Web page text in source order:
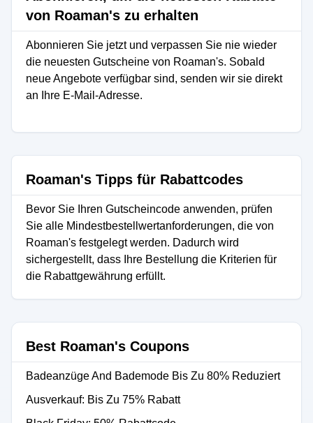
von Roaman's zu erhalten
Abonnieren Sie jetzt und verpassen Sie nie wieder
die neuesten Gutscheine von Roaman's. Sobald
neue Angebote verfügbar sind, senden wir sie direkt
an Ihre E-Mail-Adresse.
Roaman's Tipps für Rabattcodes
Bevor Sie Ihren Gutscheincode anwenden, prüfen
Sie alle Mindestbestellwertanforderungen, die von
Roaman's festgelegt werden. Dadurch wird
sichergestellt, dass Ihre Bestellung die Kriterien für
die Rabattgewährung erfüllt.
Best Roaman's Coupons
Badeanzüge And Bademode Bis Zu 80% Reduziert
Ausverkauf: Bis Zu 75% Rabatt